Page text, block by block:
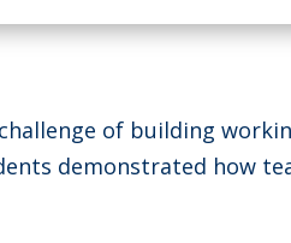
of building
demonstrated how